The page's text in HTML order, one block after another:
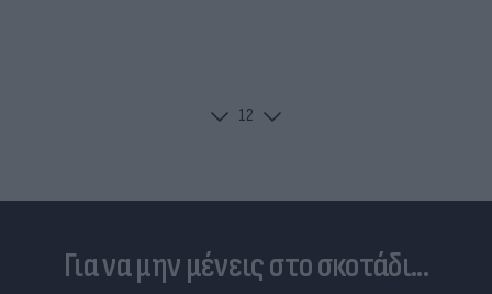
12
Για να μην μένεις στο σκοτάδι...